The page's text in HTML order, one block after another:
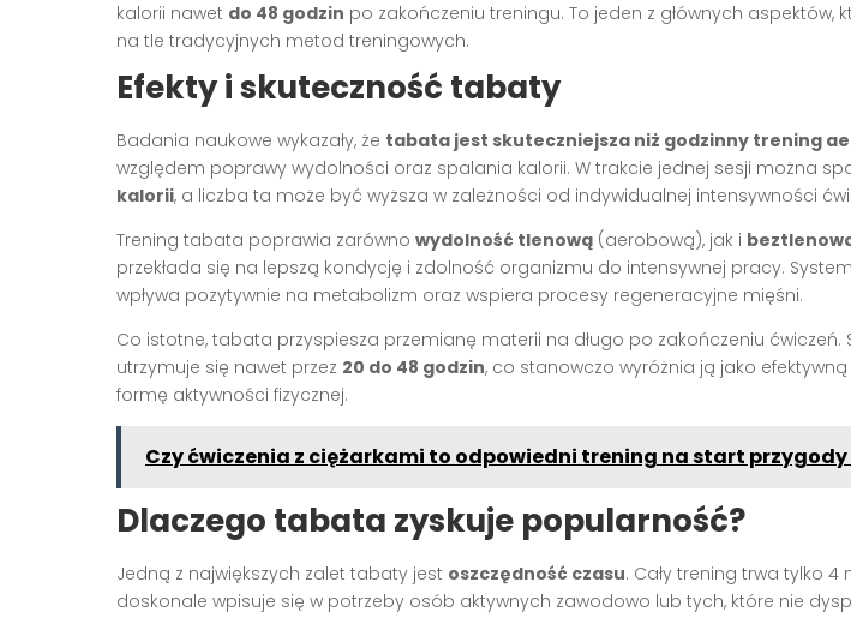
kalorii nawet do 48 godzin po zakończeniu treningu. To jeden z głównych aspektów,
na tle tradycyjnych metod treningowych.
Efekty i skuteczność tabaty
Badania naukowe wykazały, że tabata jest skuteczniejsza niż godzinny trening
względem poprawy wydolności oraz spalania kalorii. W trakcie jednej sesji można
kalorii, a liczba ta może być wyższa w zależności od indywidualnej intensywności
Trening tabata poprawia zarówno wydolność tlenową (aerobową), jak i
przekłada się na lepszą kondycję i zdolność organizmu do intensywnej pracy.
wpływa pozytywnie na metabolizm oraz wspiera procesy regeneracyjne mięśni.
Co istotne, tabata przyspiesza przemianę materii na długo po zakończeniu ćwiczeń.
utrzymuje się nawet przez 20 do 48 godzin, co stanowczo wyróżnia ją jako
formę aktywności fizycznej.
Czy ćwiczenia z ciężarkami to odpowiedni trening na start przygody
Dlaczego tabata zyskuje popularność?
Jedną z największych zalet tabaty jest oszczędność czasu. Cały trening trwa tylko 4
doskonale wpisuje się w potrzeby osób aktywnych zawodowo lub tych, które nie